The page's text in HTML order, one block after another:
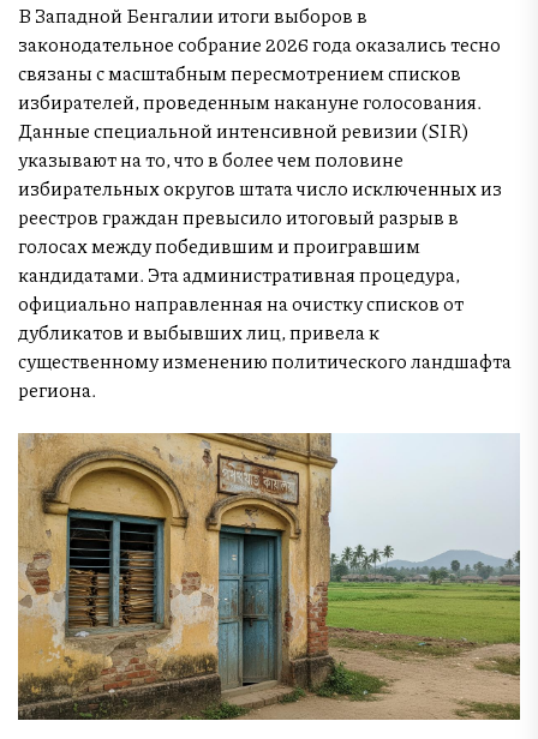
В Западной Бенгалии итоги выборов в
законодательное собрание 2026 года оказались тесно
связаны с масштабным пересмотрением списков
избирателей, проведенным накануне голосования.
Данные специальной интенсивной ревизии (SIR)
указывают на то, что в более чем половине
избирательных округов штата число исключенных из
реестров граждан превысило итоговый разрыв в
голосах между победившим и проигравшим
кандидатами. Эта административная процедура,
официально направленная на очистку списков от
дубликатов и выбывших лиц, привела к
существенному изменению политического ландшафта
региона.